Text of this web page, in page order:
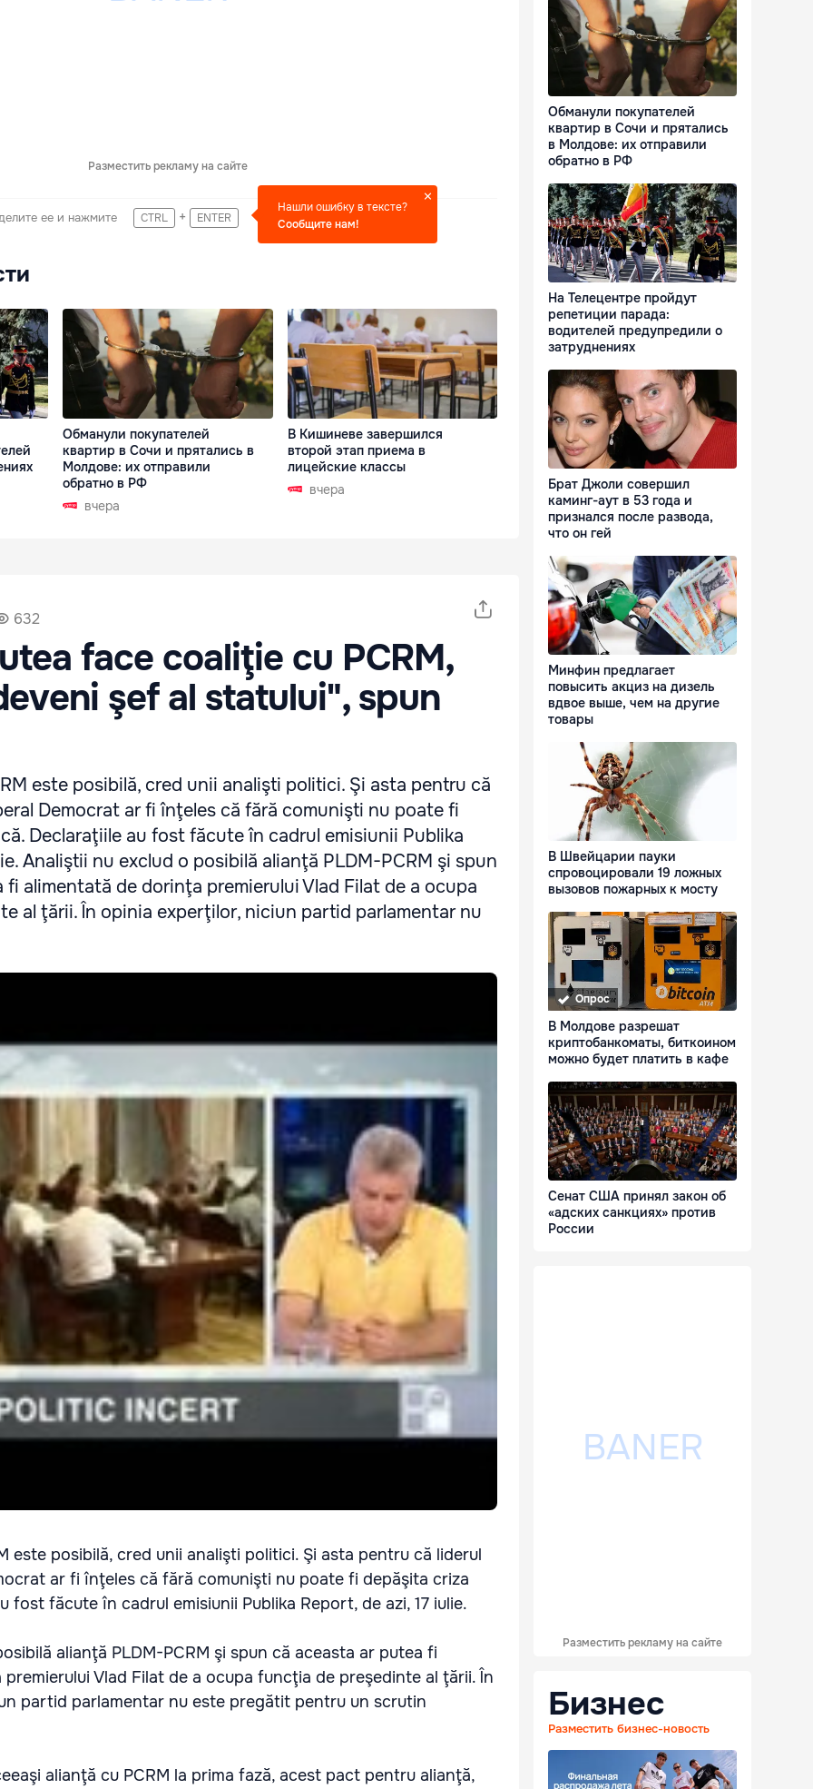
Разместить рекламу на сайте
ее и нажмите CTRL + ENTER
Нашли ошибку в тексте?
Сообщите нам!
Обманули покупателей
квартир в Сочи и прятались в
Молдове: их отправили
обратно в РФ
вчера
В Кишиневе завершился
второй этап приема в
лицейские классы
вчера
632
face coaliţie cu PCRM,
şef al statului", spun
este posibilă, cred unii analişti politici. Şi asta pentru că
Democrat ar fi înţeles că fără comunişti nu poate fi
Declaraţiile au fost făcute în cadrul emisiunii Publika
Analiştii nu exclud o posibilă alianţă PLDM-PCRM şi spun
fi alimentată de dorinţa premierului Vlad Filat de a ocupa
al ţării. În opinia experţilor, niciun partid parlamentar nu
este posibilă, cred unii analişti politici. Şi asta pentru că liderul
ar fi înţeles că fără comunişti nu poate fi depăşita criza
fost făcute în cadrul emisiunii Publika Report, de azi, 17 iulie.
alianţă PLDM-PCRM şi spun că aceasta ar putea fi
Vlad Filat de a ocupa funcţia de preşedinte al ţării. În
partid parlamentar nu este pregătit pentru un scrutin
alianţă cu PCRM la prima fază, acest pact pentru alianţă,
Обманули покупателей
квартир в Сочи и прятались
в Молдове: их отправили
обратно в РФ
На Телецентре пройдут
репетиции парада:
водителей предупредили о
затруднениях
Брат Джоли совершил
каминг-аут в 53 года и
признался после развода,
что он гей
Минфин предлагает
повысить акциз на дизель
вдвое выше, чем на другие
товары
В Швейцарии пауки
спровоцировали 19 ложных
вызовов пожарных к мосту
Опрос
В Молдове разрешат
криптобанкоматы, биткоином
можно будет платить в кафе
Сенат США принял закон об
«адских санкциях» против
России
Разместить рекламу на сайте
Бизнес
Разместить бизнес-новость